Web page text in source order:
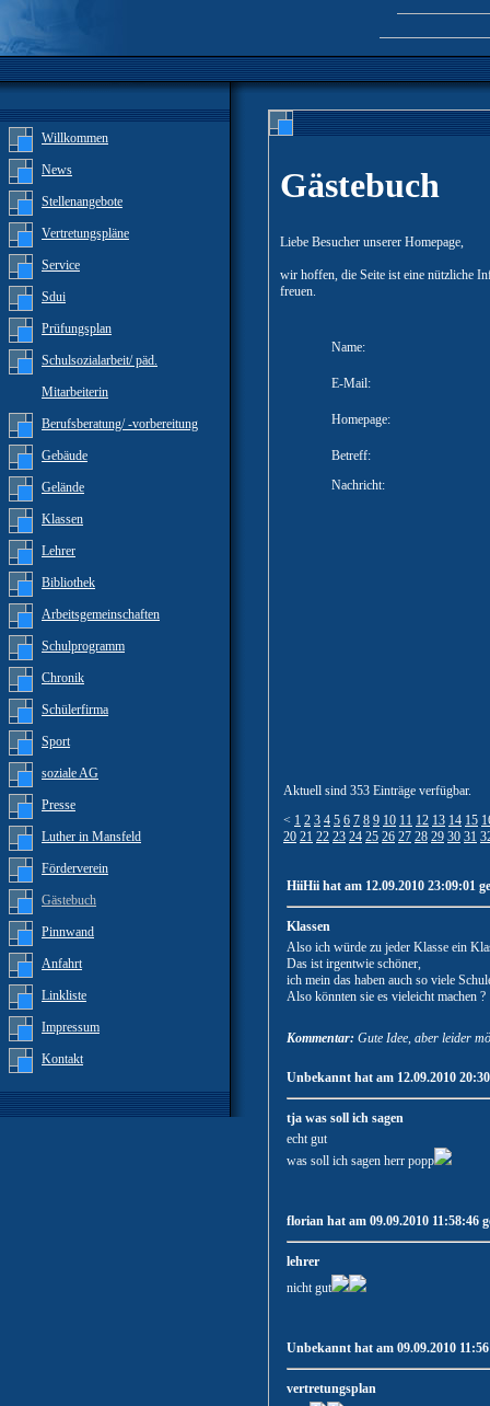
Willkommen
News
Stellenangebote
Vertretungspläne
Service
Sdui
Prüfungsplan
Schulsozialarbeit/ päd.
Mitarbeiterin
Berufsberatung/ -vorbereitung
Gebäude
Gelände
Klassen
Lehrer
Bibliothek
Arbeitsgemeinschaften
Schulprogramm
Chronik
Schülerfirma
Sport
soziale AG
Presse
Luther in Mansfeld
Förderverein
Gästebuch
Pinnwand
Anfahrt
Linkliste
Impressum
Kontakt
Gästebuch
Liebe Besucher unserer Homepage,
wir hoffen, die Seite ist eine nützliche
freuen.
Name:
E-Mail:
Homepage:
Betreff:
Nachricht:
Aktuell sind 353 Einträge verfügbar.
< 1 2 3 4 5 6 7 8 9 10 11 12 13 14 15
20 21 22 23 24 25 26 27 28 29 30 31
HiiHii hat am 12.09.2010 23:09:01
Klassen
Also ich würde zu jeder Klasse ein
Das ist irgentwie schöner,
ich mein das haben auch so viele
Also könnten sie es vieleicht machen ?
Kommentar: Gute Idee, aber leider
Unbekannt hat am 12.09.2010
tja was soll ich sagen
echt gut
was soll ich sagen herr popp
florian hat am 09.09.2010 11:58:46
lehrer
nicht gut
Unbekannt hat am 09.09.2010
vertretungsplan